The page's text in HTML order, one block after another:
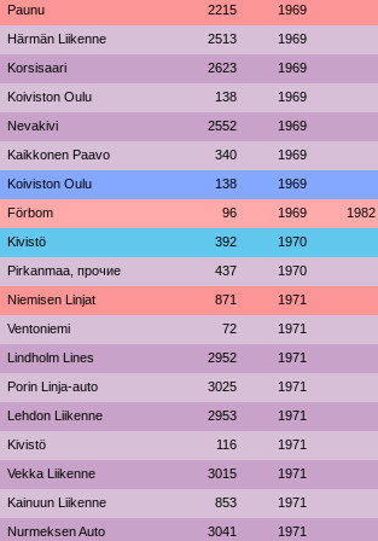
Paunu 2215 1969
Härmän Liikenne 2513 1969
Korsisaari 2623 1969
Koiviston Oulu 138 1969
Nevakivi 2552 1969
Kaikkonen Paavo 340 1969
Koiviston Oulu 138 1969
Förbom 96 1969 1982
Kivistö 392 1970
Pirkanmaa, прочие 437 1970
Niemisen Linjat 871 1971
Ventoniemi 72 1971
Lindholm Lines 2952 1971
Porin Linja-auto 3025 1971
Lehdon Liikenne 2953 1971
Kivistö 116 1971
Vekka Liikenne 3015 1971
Kainuun Liikenne 853 1971
Nurmeksen Auto 3041 1971